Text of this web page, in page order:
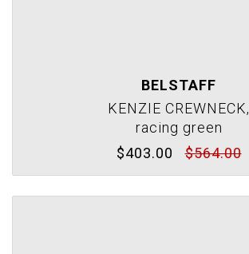
BELSTAFF
KENZIE CREWNECK,
racing green
$403.00
$564.00